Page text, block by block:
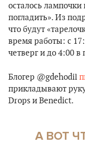
осталось
погладить». Из
что будут
время работы: с
четверг и до 4:00 в
Блогер @gdehodil
прикладывают
Drops и Benedict.
А ВОТ